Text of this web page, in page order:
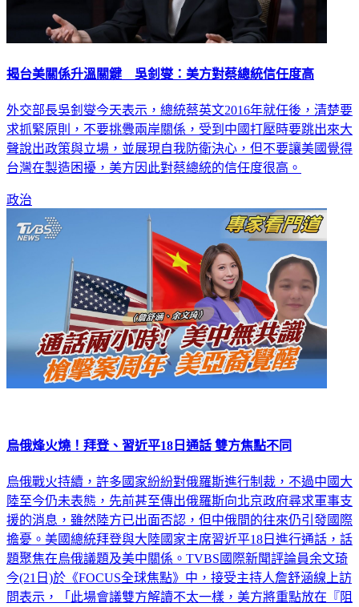
揭台美關係升溫關鍵 吳釗燮：美方對蔡總統信任度高
外交部長吳釗燮今天表示，總統蔡英文2016年就任後，清楚要
求抓緊原則，不要挑釁兩岸關係，受到中國打壓時要跳出來大
聲說出政策與立場，並展現自我防衛決心，但不要讓美國覺得
台灣在製造困擾，美方因此對蔡總統的信任度很高。
政治
烏俄烽火燒！拜登、習近平18日通話 雙方焦點不同
烏俄戰火持續，許多國家紛紛對俄羅斯進行制裁，不過中國大
陸至今仍未表態，先前甚至傳出俄羅斯向北京政府尋求軍事支
援的消息，雖然陸方已出面否認，但中俄間的往來仍引發國際
擔憂。美國總統拜登與大陸國家主席習近平18日進行通話，話
題聚焦在烏俄議題及美中關係。TVBS國際新聞評論員余文琦
今(21日)於《FOCUS全球焦點》中，接受主持人詹舒涵線上訪
問表示，「此場會議雙方解讀不太一樣，美方將重點放在『阻